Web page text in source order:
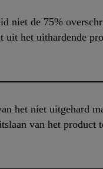
niet de 75%
het uithardende
het niet uitgehard
van het product